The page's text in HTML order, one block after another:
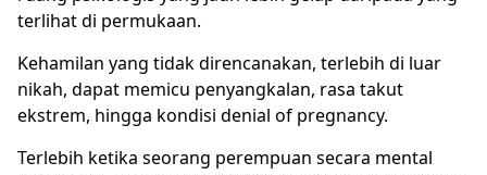
terlihat di permukaan.
Kehamilan yang tidak direncanakan, terlebih di luar
nikah, dapat memicu penyangkalan, rasa takut
ekstrem, hingga kondisi denial of pregnancy.
Terlebih ketika seorang perempuan secara mental